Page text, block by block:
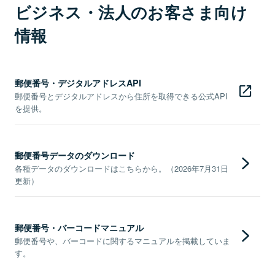
ビジネス・法人のお客さま向け
情報
郵便番号・デジタルアドレスAPI
郵便番号とデジタルアドレスから住所を取得できる公式API
を提供。
郵便番号データのダウンロード
各種データのダウンロードはこちらから。（2026年7月31日
更新）
郵便番号・バーコードマニュアル
郵便番号や、バーコードに関するマニュアルを掲載していま
す。